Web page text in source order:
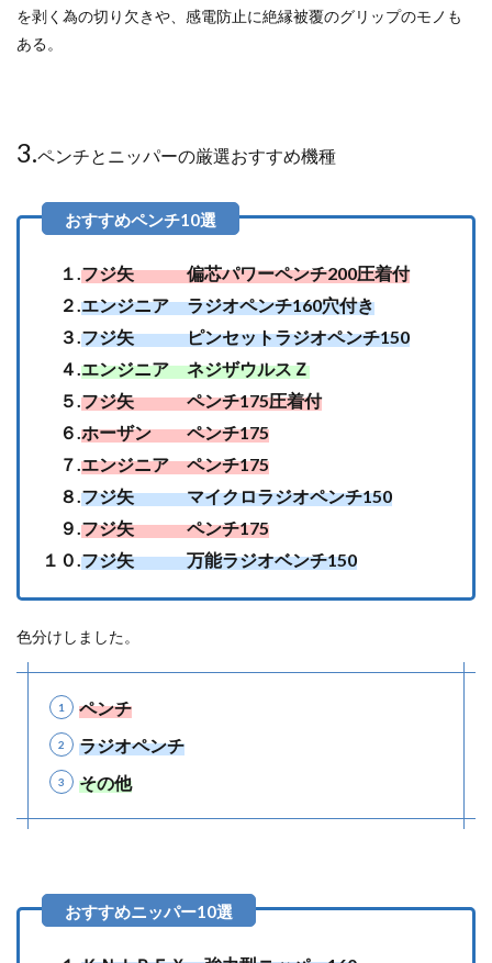
を剥く為の切り欠きや、感電防止に絶縁被覆のグリップのモノも
ある。
3.ペンチとニッパーの厳選おすすめ機種
１.フジ矢 偏芯パワーペンチ200圧着付
２.エンジニア ラジオペンチ160穴付き
３.フジ矢 ピンセットラジオペンチ150
４.エンジニア ネジザウルスＺ
５.フジ矢 ペンチ175圧着付
６.ホーザン ペンチ175
７.エンジニア ペンチ175
８.フジ矢 マイクロラジオペンチ150
９.フジ矢 ペンチ175
１０.フジ矢 万能ラジオベンチ150
色分けしました。
ペンチ
ラジオペンチ
その他